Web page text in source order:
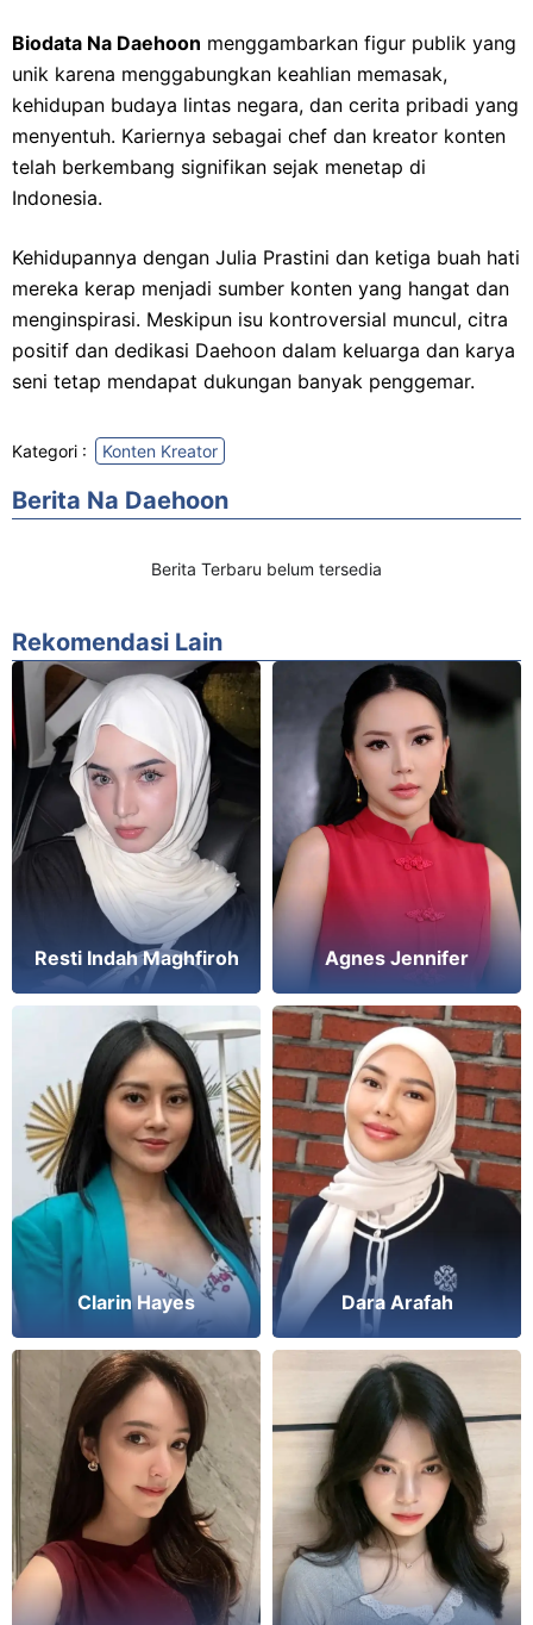
Biodata Na Daehoon menggambarkan figur publik yang
unik karena menggabungkan keahlian memasak,
kehidupan budaya lintas negara, dan cerita pribadi yang
menyentuh. Kariernya sebagai chef dan kreator konten
telah berkembang signifikan sejak menetap di
Indonesia.
Kehidupannya dengan Julia Prastini dan ketiga buah hati
mereka kerap menjadi sumber konten yang hangat dan
menginspirasi. Meskipun isu kontroversial muncul, citra
positif dan dedikasi Daehoon dalam keluarga dan karya
seni tetap mendapat dukungan banyak penggemar.
Kategori : Konten Kreator​
Berita Na Daehoon
Berita Terbaru belum tersedia
Rekomendasi Lain
Resti Indah Maghfiroh Agnes Jennifer
Clarin Hayes Dara Arafah